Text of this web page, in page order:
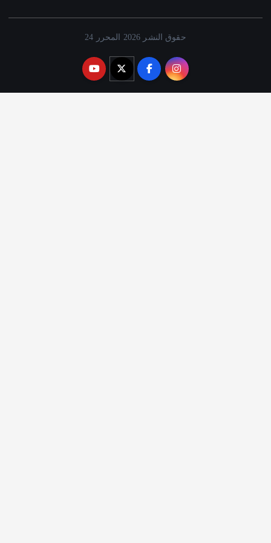
حقوق النشر 2026 المحرر 24